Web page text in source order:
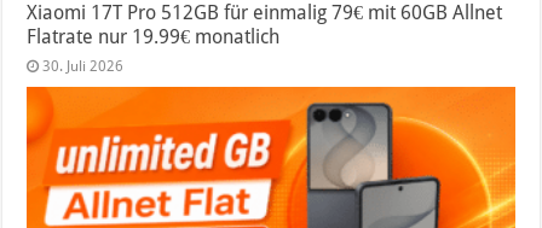
Xiaomi 17T Pro 512GB für einmalig 79€ mit 60GB Allnet
Flatrate nur 19.99€ monatlich
30. Juli 2026